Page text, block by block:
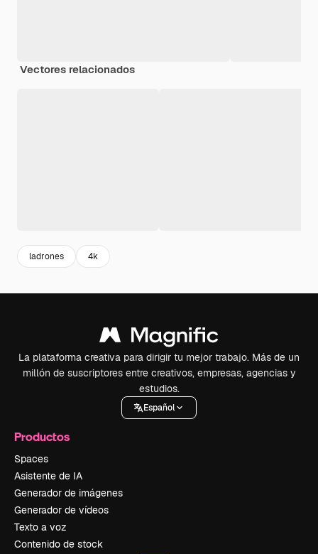
Vectores relacionados
ladrones 4k
La plataforma creativa para dirigir tu mejor trabajo. Más de un
millón de suscriptores entre creativos, empresas, agencias y
estudios.
Español
Productos
Spaces
Asistente de IA
Generador de imágenes
Generador de vídeos
Texto a voz
Contenido de stock